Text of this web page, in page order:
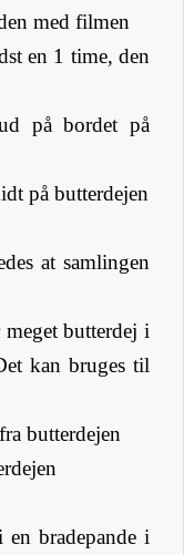
med filmen
en 1 time, den
på bordet på
på butterdejen
at samlingen
butterdej i
kan bruges til
butterdejen
en bradepande i